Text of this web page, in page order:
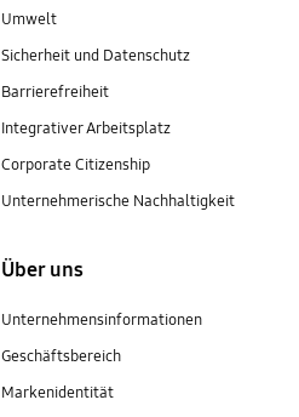
Umwelt
Sicherheit und Datenschutz
Barrierefreiheit
Integrativer Arbeitsplatz
Corporate Citizenship
Unternehmerische Nachhaltigkeit
Über uns
Unternehmensinformationen
Geschäftsbereich
Markenidentität